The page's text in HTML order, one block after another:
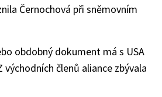
Černochová při sněmovním
obdobný dokument má s USA
východních členů aliance zbývala